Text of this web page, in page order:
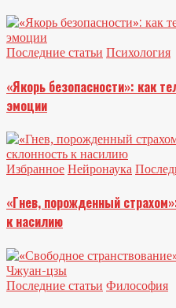
Последние статьи Психология
«Якорь безопасности»: как
эмоции
Избранное Нейронаука
«Гнев, порожденный
к насилию
Последние статьи Философия